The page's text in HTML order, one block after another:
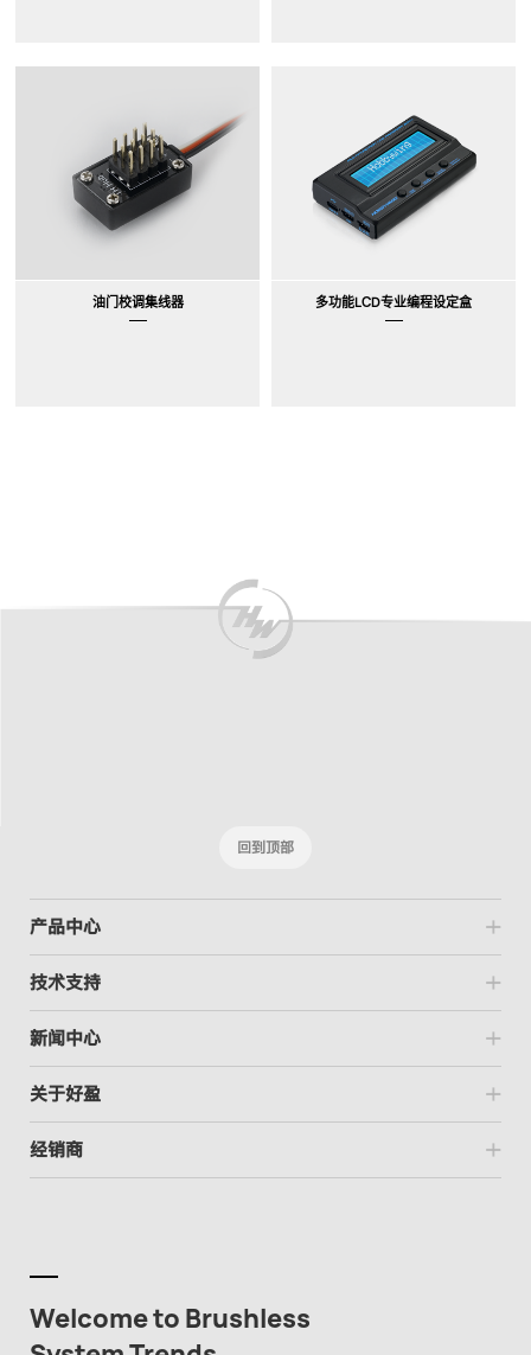
油门校调集线器 多功能LCD专业编程设定盒
回到顶部
产品中心
技术支持
新闻中心
关于好盈
经销商
Welcome to Brushless